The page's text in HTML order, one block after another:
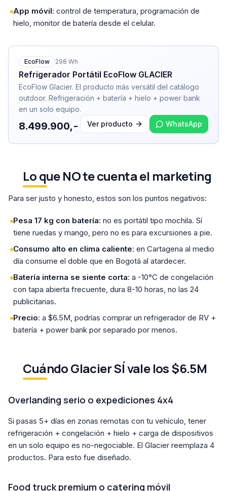
App móvil: control de temperatura, programación de
hielo, monitor de batería desde el celular.
EcoFlow 298 Wh
Refrigerador Portátil EcoFlow GLACIER
EcoFlow Glacier. El producto más versátil del catálogo
outdoor. Refrigeración + batería + hielo + power bank
en un solo equipo.
8.499.900,- Ver producto WhatsApp
Lo que NO te cuenta el marketing
Para ser justo y honesto, estos son los puntos negativos:
Pesa 17 kg con batería: no es portátil tipo mochila. Sí
tiene ruedas y mango, pero no es para excursiones a pie.
Consumo alto en clima caliente: en Cartagena al medio
día consume el doble que en Bogotá al atardecer.
Batería interna se siente corta: a -10°C de congelación
con tapa abierta frecuente, dura 8-10 horas, no las 24
publicitarias.
Precio: a $6.5M, podrías comprar un refrigerador de RV +
batería + power bank por separado por menos.
Cuándo Glacier SÍ vale los $6.5M
Overlanding serio o expediciones 4x4
Si pasas 5+ días en zonas remotas con tu vehículo, tener
refrigeración + congelación + hielo + carga de dispositivos
en un solo equipo es no-negociable. El Glacier reemplaza 4
productos. Para esto fue diseñado.
Food truck premium o catering móvil